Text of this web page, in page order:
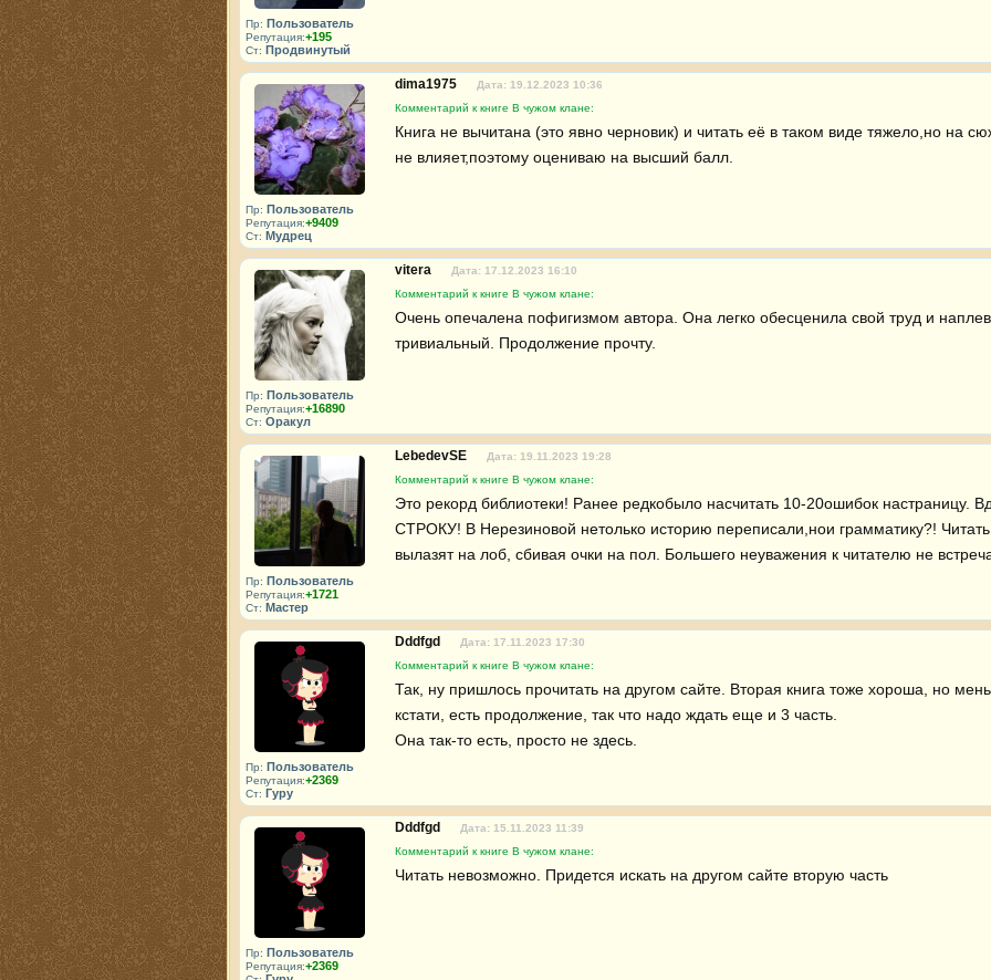
Пр: Пользователь
Репутация:+195
Ст: Продвинутый
Пр: Пользователь
Репутация:+9409
Ст: Мудрец
dima1975
Дата: 19.12.2023 10:36
Комментарий к книге В чужом клане:
Книга не вычитана (это явно черновик) и читать её в таком виде тяжело,но на
не влияет,поэтому оцениваю на высший балл.
Пр: Пользователь
Репутация:+16890
Ст: Оракул
vitera
Дата: 17.12.2023 16:10
Комментарий к книге В чужом клане:
Очень опечалена пофигизмом автора. Она легко обесценила свой труд и
тривиальный. Продолжение прочту.
Пр: Пользователь
Репутация:+1721
Ст: Мастер
LebedevSE
Дата: 19.11.2023 19:28
Комментарий к книге В чужом клане:
Это рекорд библиотеки! Ранее редкобыло насчитать 10-20ошибок настраницу.
СТРОКУ! В Нерезиновой нетолько историю переписали,нои грамматику?!
вылазят на лоб, сбивая очки на пол. Большего неуважения к читателю не
Пр: Пользователь
Репутация:+2369
Ст: Гуру
Dddfgd
Дата: 17.11.2023 17:30
Комментарий к книге В чужом клане:
Так, ну пришлось прочитать на другом сайте. Вторая книга тоже хороша, но
кстати, есть продолжение, так что надо ждать еще и 3 часть.
Она так-то есть, просто не здесь.
Пр: Пользователь
Репутация:+2369
Dddfgd
Дата: 15.11.2023 11:39
Комментарий к книге В чужом клане:
Читать невозможно. Придется искать на другом сайте вторую часть